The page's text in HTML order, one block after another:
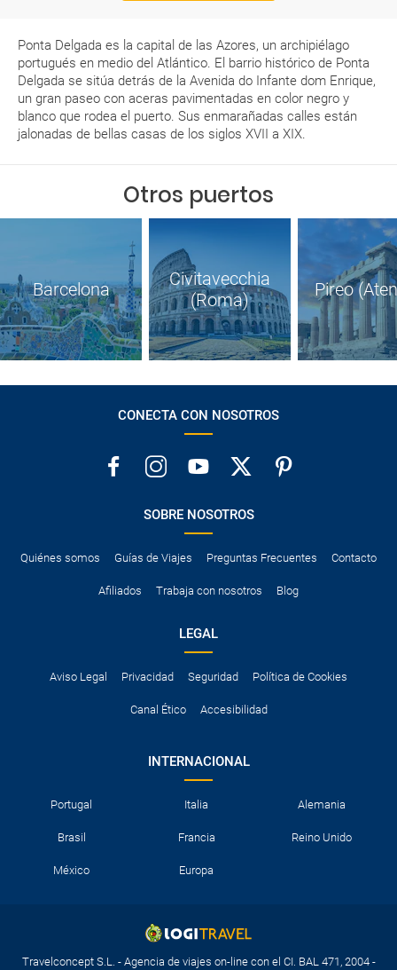
Ponta Delgada es la capital de las Azores, un archipiélago
portugués en medio del Atlántico. El barrio histórico de Ponta
Delgada se sitúa detrás de la Avenida do Infante dom Enrique,
un gran paseo con aceras pavimentadas en color negro y
blanco que rodea el puerto. Sus enmarañadas calles están
jalonadas de bellas casas de los siglos XVII a XIX.
Otros puertos
Barcelona
Civitavecchia
(Roma)
Pireo
CONECTA CON NOSOTROS
SOBRE NOSOTROS
Quiénes somos Guías de Viajes Preguntas Frecuentes Contacto
Afiliados Trabaja con nosotros Blog
LEGAL
Aviso Legal Privacidad Seguridad Política de Cookies
Canal Ético Accesibilidad
INTERNACIONAL
Portugal Italia Alemania
Brasil Francia Reino Unido
México Europa
Travelconcept S.L. - Agencia de viajes on-line con el CI. BAL 471, 2004 -